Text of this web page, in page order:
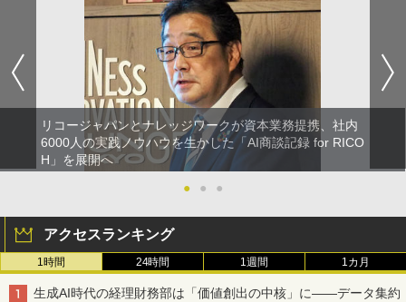
リコージャパンとナレッジワークが資本業務提携、社内
6000人の実践ノウハウを生かした「AI商談記録 for RICO
H」を展開へ
●
● ●
アクセスランキング
1時間 24時間 1週間 1カ月
生成AI時代の経理財務部は「価値創出の中核」に――データ集約